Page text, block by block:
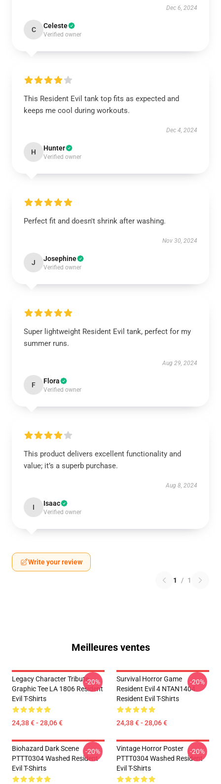
Dec 6, 2024
C Celeste
Verified owner
This Resident Evil tank top fits as expected and
keeps me cool during workouts.
Dec 4, 2024
H Hunter
Verified owner
Perfect fit and doesn't shrink after washing.
Nov 30, 2024
J Josephine
Verified owner
Super lightweight Resident Evil tank, perfect for my
summer runs.
Aug 29, 2024
F Flora
Verified owner
This product delivers excellent functionality and
value; it’s a superb purchase.
Aug 8, 2024
I Isaac
Verified owner
Write your review
1 / 1
Meilleures ventes
Legacy Character Tribute
Graphic Tee LA 1806 Resident
Evil T-Shirts
24,38 € - 28,06 €
-20%
Survival Horror Game
Resident Evil 4 NTAN1404
Resident Evil T-Shirts
24,38 € - 28,06 €
-20%
Biohazard Dark Scene
PTTT0304 Washed Resident
Evil T-Shirts
-20%
Vintage Horror Poster
PTTT0304 Washed Resident
Evil T-Shirts
-20%